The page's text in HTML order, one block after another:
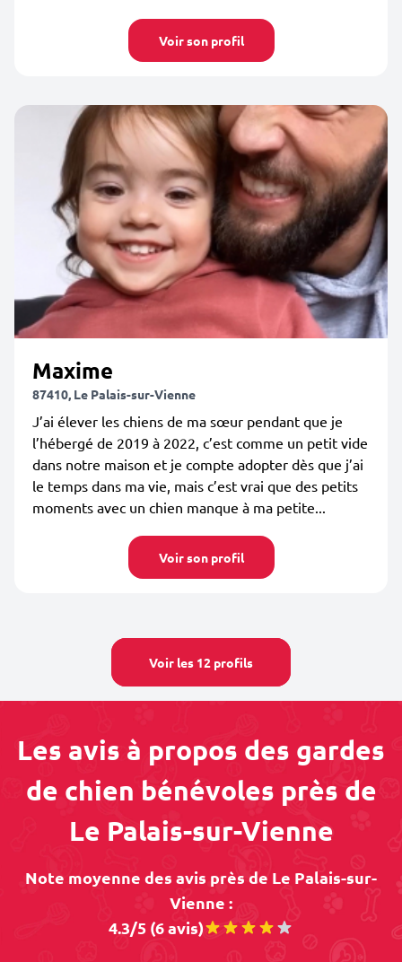
Voir son profil
Maxime
87410, Le Palais-sur-Vienne
J’ai élever les chiens de ma sœur pendant que je
l’hébergé de 2019 à 2022, c’est comme un petit vide
dans notre maison et je compte adopter dès que j’ai
le temps dans ma vie, mais c’est vrai que des petits
moments avec un chien manque à ma petite...
Voir son profil
Voir les 12 profils
Les avis à propos des gardes
de chien bénévoles près de
Le Palais-sur-Vienne
Note moyenne des avis près de Le Palais-sur-
Vienne :
4.3/5 (6 avis)